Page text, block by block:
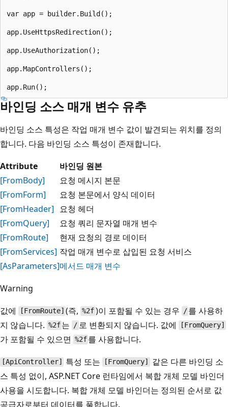
var app = builder.Build();
app.UseHttpsRedirection();
app.UseAuthorization();
app.MapControllers();
바인딩 소스 매개 변수 유추
바인딩 소스 특성은 작업 매개 변수 값이 발견되는 위치를 정의
합니다. 다음 바인딩 소스 특성이 존재합니다.
Attribute
바인딩 원본
[FromBody]
요청 메시지 본문
[FromForm]
요청 본문에서 양식 데이터
[FromHeader] 요청 헤더
[FromQuery]
요청 쿼리 문자열 매개 변수
[FromRoute]
현재 요청의 경로 데이터
[FromServices] 작업 매개 변수로 삽입된 요청 서비스
[AsParameters]메서드 매개 변수
Warning
값에
[FromRoute] (즉,%2f)이 포함될 수 있는 경우 / 를 사용하
지 않습니다. %2f 는 /로 변환되지 않습니다. 값에 [FromQuery]
가 포함될 수 있으면 %2f 를 사용합니다.
[ApiController] 특성 또는 [FromQuery]
같은 다른 바인딩 소
스 특성 없이, ASP.NET Core 런타임에서 복합 개체 모델 바인더
사용을 시도합니다. 복합 개체 모델 바인더는 정의된 순서로 값
공급자로부터 데이터를 풀합니다.